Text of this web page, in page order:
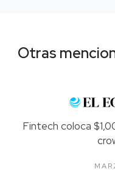
Otras
Fintech coloca